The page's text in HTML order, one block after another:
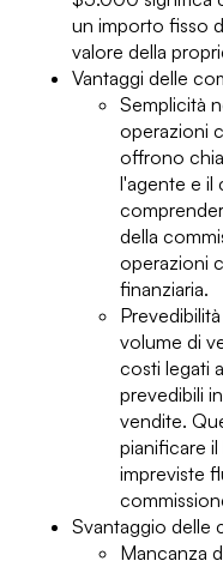
un importo fisso
valore della
Vantaggi delle
Semplicità
operazioni
offrono
l'agente e il
della
operazioni
finanziaria.
volume di
costi legati
prevedibili
vendite.
pianificare
impreviste
Svantaggio delle
Mancanza